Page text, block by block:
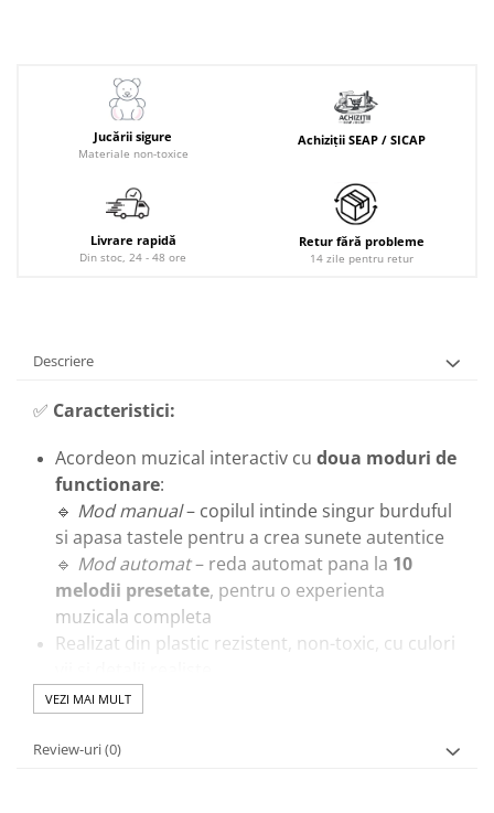
Jucării sigure
Materiale non-toxice
Achiziții SEAP / SICAP
Livrare rapidă
Din stoc, 24 - 48 ore
Retur fără probleme
14 zile pentru retur
Descriere
✅ Caracteristici:
Acordeon muzical interactiv cu doua moduri de
functionare:
🔹 Mod manual– copilul intinde singur burduful
si apasa tastele pentru a crea sunete autentice
🔹 Mod automat– reda automat pana la 10
melodii presetate, pentru o experienta
muzicala completa
Realizat din plastic rezistent, non-toxic, cu culori
Dimensiune compacta, usor de manevrat,
perfecta pentru mainile copiilor mici
Functioneaza pe baterii (neincluse) si emite
VEZI MAI MULT
Review-uri(0)